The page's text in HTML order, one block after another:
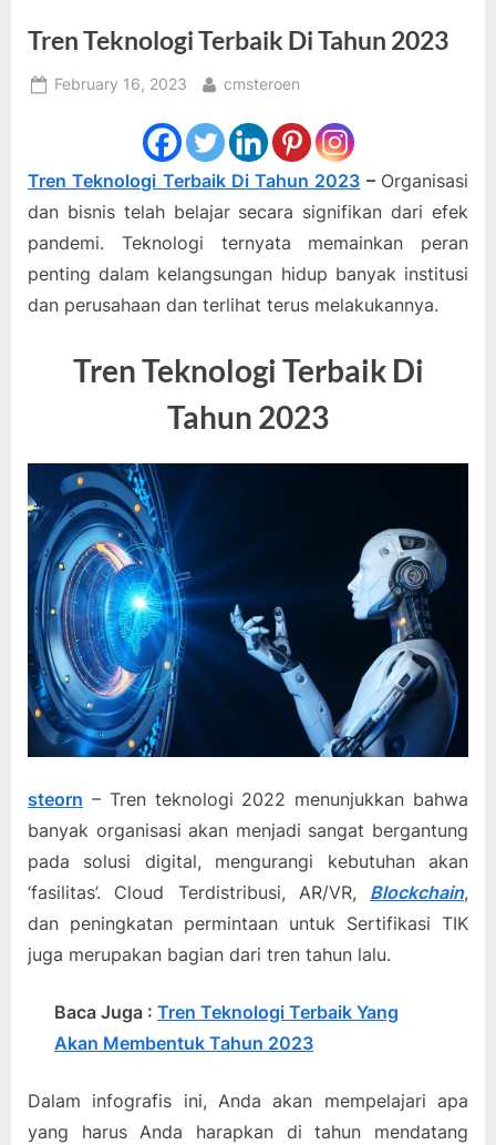
Tren Teknologi Terbaik Di Tahun 2023
Posted
February 16, 2023 By
cmsteroen
Tren Teknologi Terbaik Di Tahun 2023 – Organisasi
dan bisnis telah belajar secara signifikan dari efek
pandemi. Teknologi ternyata memainkan peran
penting dalam kelangsungan hidup banyak institusi
dan perusahaan dan terlihat terus melakukannya.
Tren Teknologi Terbaik Di
Tahun 2023
steorn – Tren teknologi 2022 menunjukkan bahwa
banyak organisasi akan menjadi sangat bergantung
pada solusi digital, mengurangi kebutuhan akan
‘fasilitas’. Cloud Terdistribusi, AR/VR, Blockchain,
dan peningkatan permintaan untuk Sertifikasi TIK
juga merupakan bagian dari tren tahun lalu.
Baca Juga : Tren Teknologi Terbaik Yang
Akan Membentuk Tahun 2023
Dalam infografis ini, Anda akan mempelajari apa
yang harus Anda harapkan di tahun mendatang